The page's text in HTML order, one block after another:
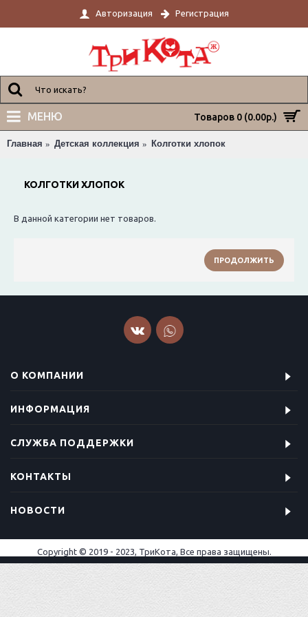
Авторизация Регистрация
Товаров 0 (0.00р.)
МЕНЮ
Главная Детская коллекция Колготки хлопок
КОЛГОТКИ ХЛОПОК
В данной категории нет товаров.
ПРОДОЛЖИТЬ
О КОМПАНИИ
ИНФОРМАЦИЯ
СЛУЖБА ПОДДЕРЖКИ
КОНТАКТЫ
НОВОСТИ
Copyright © 2019 - 2023, ТриКота, Все права защищены.